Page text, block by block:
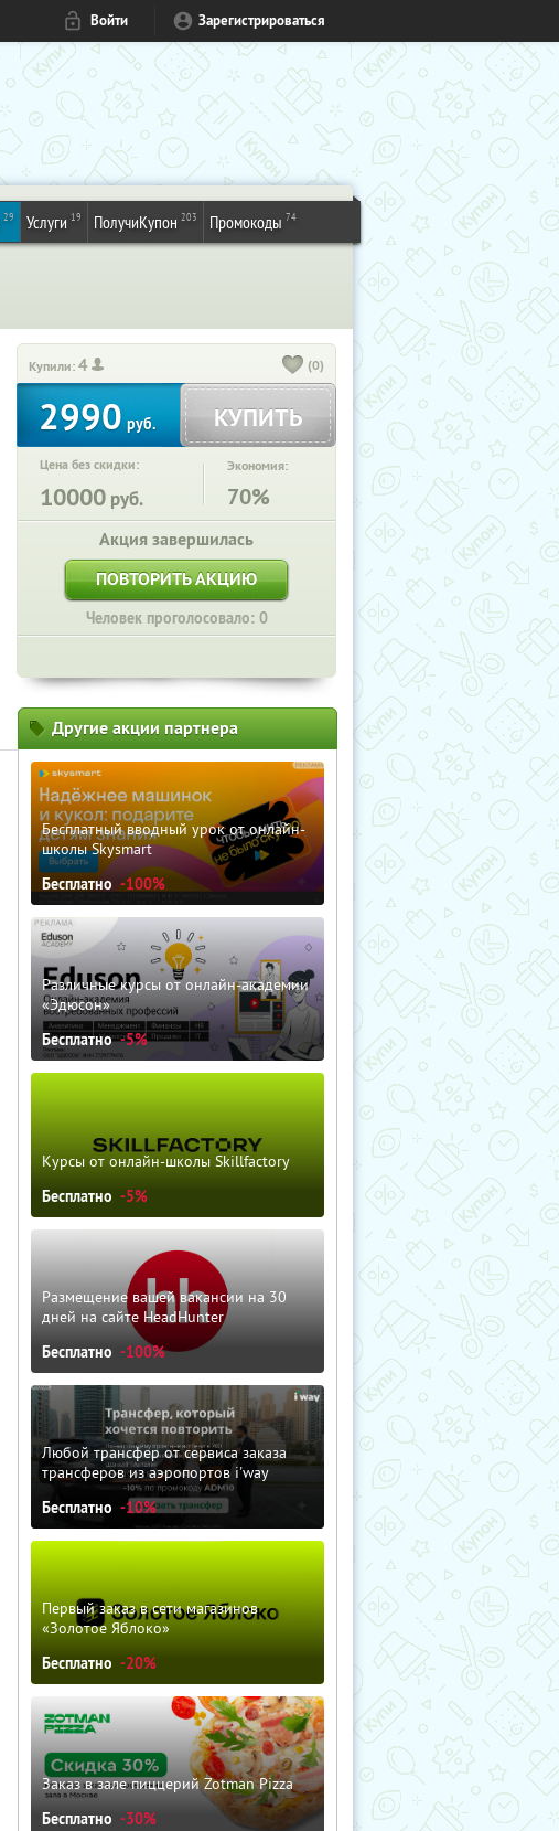
Войти Зарегистрироваться
29 Услуги 19 ПолучиКупон 203 Промокоды 74
Купили:4 (0)
2990руб. КУПИТЬ
Цена без скидки:
10000 руб.
Экономия:
70%
Акция завершилась
ПОВТОРИТЬ АКЦИЮ
Человек проголосовало: 0
Другие акции партнера
Бесплатный вводный урок от онлайн-
школы Skysmart
Бесплатно -100%
Различные курсы от онлайн-академии
«Эдюсон»
Бесплатно -5%
Курсы от онлайн-школы Skillfactory
Бесплатно -5%
Размещение вашей вакансии на 30
дней на сайте HeadHunter
Бесплатно -100%
Любой трансфер от сервиса заказа
трансферов из аэропортов i'way
Бесплатно -10%
Первый заказ в сети магазинов
«Золотое Яблоко»
Бесплатно -20%
Заказ в зале пиццерий Zotman Pizza
Бесплатно -30%